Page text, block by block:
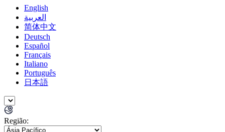
English
العربية
简体中文
Deutsch
Español
Français
Italiano
Português
日本語
Região: